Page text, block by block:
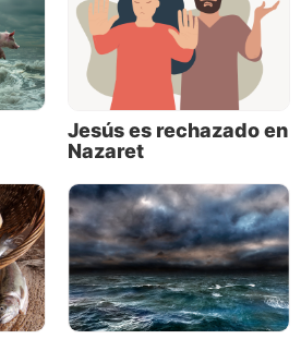
Jesús es rechazado en
Nazaret